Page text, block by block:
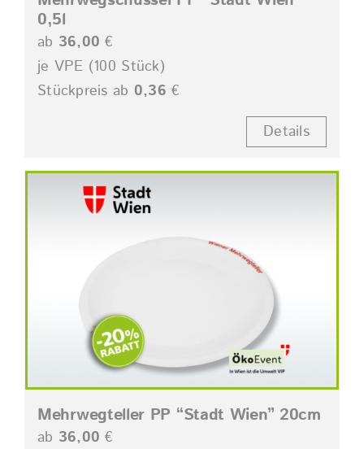
0,5l
ab 36,00 €
je VPE (100 Stück)
Stückpreis ab 0,36 €
Details
Mehrwegteller PP “Stadt Wien” 20cm
ab 36,00 €